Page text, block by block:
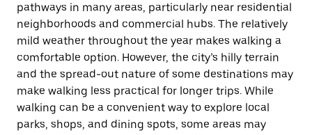
pathways in many areas, particularly near residential
neighborhoods and commercial hubs. The relatively
mild weather throughout the year makes walking a
comfortable option. However, the city’s hilly terrain
and the spread-out nature of some destinations may
make walking less practical for longer trips. While
walking can be a convenient way to explore local
parks, shops, and dining spots, some areas may